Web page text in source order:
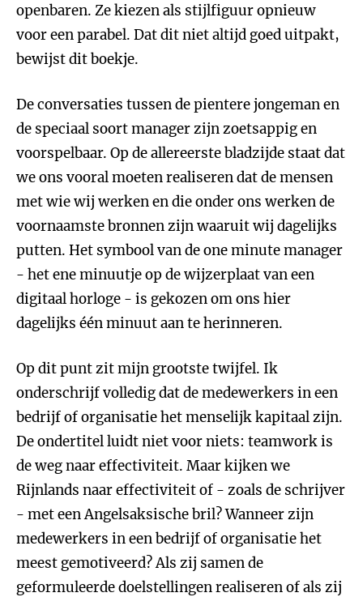
openbaren. Ze kiezen als stijlfiguur opnieuw
voor een parabel. Dat dit niet altijd goed uitpakt,
bewijst dit boekje.
De conversaties tussen de pientere jongeman en
de speciaal soort manager zijn zoetsappig en
voorspelbaar. Op de allereerste bladzijde staat dat
we ons vooral moeten realiseren dat de mensen
met wie wij werken en die onder ons werken de
voornaamste bronnen zijn waaruit wij dagelijks
putten. Het symbool van de one minute manager
- het ene minuutje op de wijzerplaat van een
digitaal horloge - is gekozen om ons hier
dagelijks één minuut aan te herinneren.
Op dit punt zit mijn grootste twijfel. Ik
onderschrijf volledig dat de medewerkers in een
bedrijf of organisatie het menselijk kapitaal zijn.
De ondertitel luidt niet voor niets: teamwork is
de weg naar effectiviteit. Maar kijken we
Rijnlands naar effectiviteit of - zoals de schrijver
- met een Angelsaksische bril? Wanneer zijn
medewerkers in een bedrijf of organisatie het
meest gemotiveerd? Als zij samen de
geformuleerde doelstellingen realiseren of als zij